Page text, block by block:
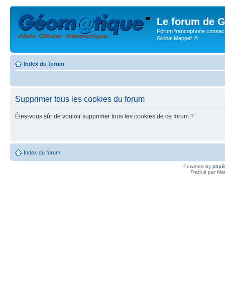
Le forum de
Forum francophone
Global Mapper ©
Index du forum
Supprimer tous les cookies du forum
Êtes-vous sûr de vouloir supprimer tous les cookies de ce forum ?
Index du forum
Powered by
Traduit par